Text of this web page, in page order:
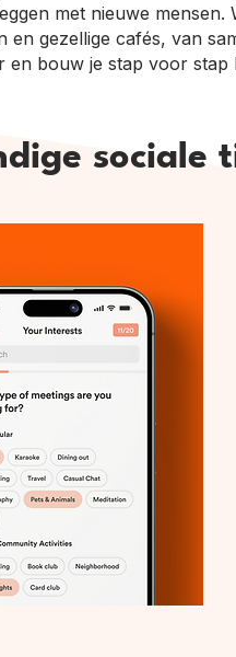
met nieuwe
en gezellige cafés, van
en bouw je stap voor stap
sociale